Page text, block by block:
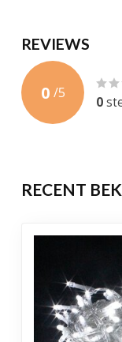
Gewicht
Levensduur
Garantie
REVIEWS
0 /5
0
RECENT